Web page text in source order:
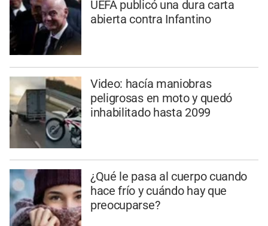
UEFA publicó una dura carta
abierta contra Infantino
Video: hacía maniobras
peligrosas en moto y quedó
inhabilitado hasta 2099
¿Qué le pasa al cuerpo cuando
hace frío y cuándo hay que
preocuparse?